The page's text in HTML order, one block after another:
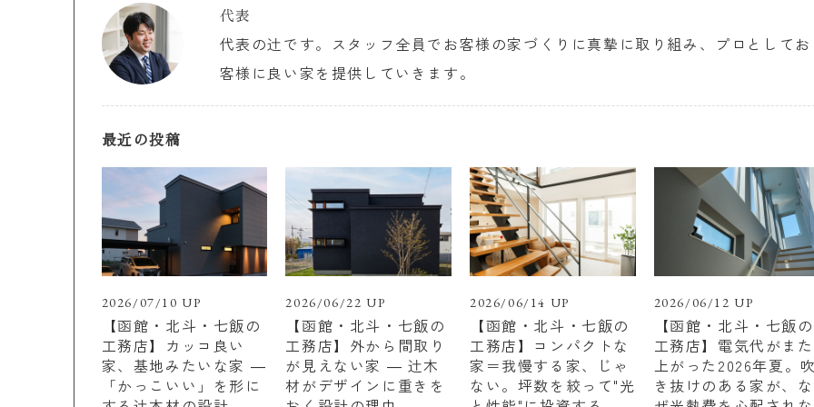
代表
代表の辻です。スタッフ全員でお客様の家づくりに真摯に取り組み、プロとしてお
客様に良い家を提供していきます。
最近の投稿
2026/07/10 UP
【函館・北斗・七飯の
工務店】カッコ良い
家、基地みたいな家 ―
「かっこいい」を形に
2026/06/22 UP
【函館・北斗・七飯の
工務店】外から間取り
が見えない家 ― 辻木
材がデザインに重きを
2026/06/14 UP
【函館・北斗・七飯の
工務店】コンパクトな
家＝我慢する家、じゃ
ない。坪数を絞って"光
2026/06/12 UP
【函館・北斗・七飯の
工務店】電気代がまた
上がった2026年夏。
き抜けのある家が、な